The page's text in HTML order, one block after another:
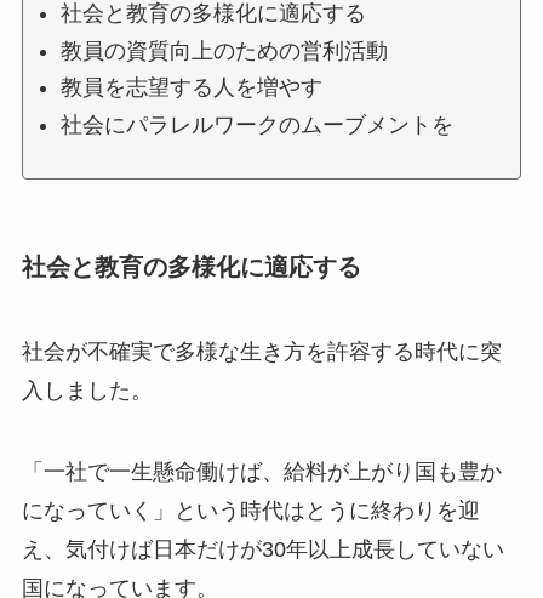
社会と教育の多様化に適応する
教員の資質向上のための営利活動
教員を志望する人を増やす
社会にパラレルワークのムーブメントを
社会と教育の多様化に適応する
社会が不確実で多様な生き方を許容する時代に突
入しました。
「一社で一生懸命働けば、給料が上がり国も豊か
になっていく」という時代はとうに終わりを迎
え、気付けば日本だけが30年以上成長していない
国になっています。